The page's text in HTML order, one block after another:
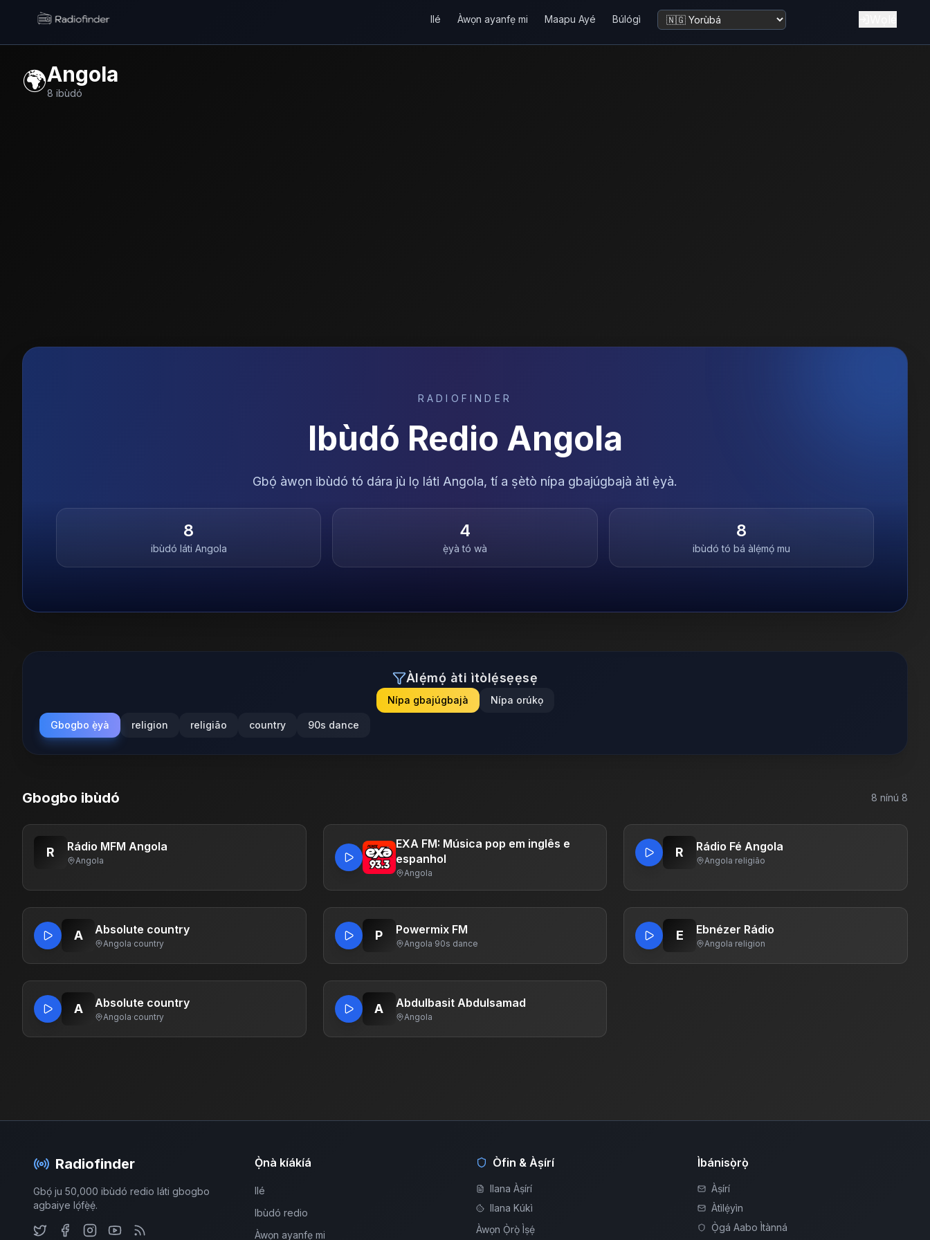
Radiofinder home
Ilé Àwọn ayanfẹ mi Maapu Ayé Búlógì Yí èdè padà
🌍Angola
8 ibùdó
RADIOFINDER
Ibùdó Redio Angola
Gbọ́ àwọn ibùdó tó dára jù lọ láti Angola, tí a ṣètò nípa gbajúgbajà àti ẹ̀yà.
8
ibùdó láti Angola
4
ẹ̀yà tó wà
8
ibùdó tó bá àlẹ́mọ́ mu
Àlẹ́mọ́ àti ìtòlẹ́sẹẹsẹ
Nípa gbajúgbajà Nípa orúkọ
Gbogbo ẹ̀yà religion religião country 90s dance
Gbogbo ibùdó 8 nínú 8
R Rádio MFM Angola
Angola
EXA FM: Música pop em inglês e
espanhol
Angola
R Rádio Fé Angola
Angola·religião
A Absolute country
Angola·country
P Powermix FM
Angola·90s dance
E Ebnézer Rádio
Angola·religion
A Absolute country
Angola·country
A Abdulbasit Abdulsamad
Angola
Radiofinder
Gbọ́ ju 50,000 ibùdó redio láti gbogbo
agbaiye lọ́fẹ̀ẹ́.
Ọ̀nà kíákíá
Ilé
Ibùdó redio
Àwọn ayanfẹ mi
Òfin & Àṣírí
Ilana Àṣírí
Ilana Kúkì
Àwọn Ọ̀rọ̀ Ìṣẹ́
Ìbánisọ̀rọ̀
Àṣírí
Àtìlẹ́yìn
Ọ̀gá Aabo Ìtànná